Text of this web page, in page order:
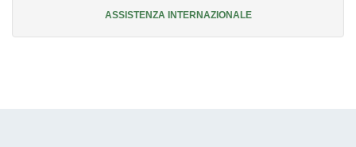
ASSISTENZA INTERNAZIONALE